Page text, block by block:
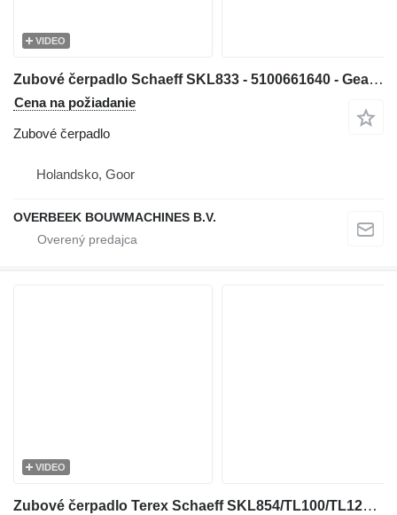
VIDEO
Zubové čerpadlo Schaeff SKL833 - 5100661640 - Gearpump/Zahnradpumpe na kolesového nakladača
Cena na požiadanie
Zubové čerpadlo
Holandsko, Goor
OVERBEEK BOUWMACHINES B.V.
VIDEO
Zubové čerpadlo Terex Schaeff SKL854/TL100/TL120 - 5100620029 - Gearpump na kolesového nakladača